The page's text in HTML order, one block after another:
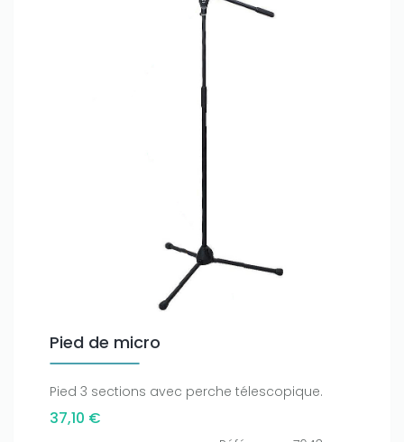
Pied de micro
Pied 3 sections avec perche télescopique.
37,10 €